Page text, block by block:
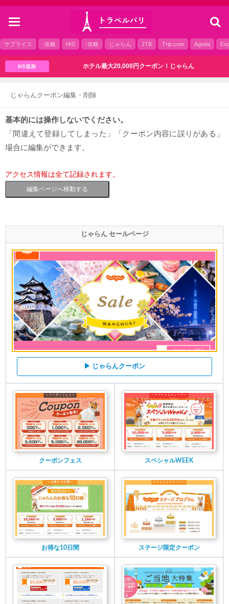
toggle
サプライス -攻略 HIS -攻略 じゃらん JTB Trip.com Agoda
8/5追加 ホテル最大20,000円クーポン！じゃらん
じゃらんクーポン編集・削除
基本的には操作しないでください。
「間違えて登録してしまった」「クーポン内容に誤りがある」
場合に編集ができます。
アクセス情報は全て記録されます。
編集ページへ移動する
じゃらん セールページ
▶ じゃらんクーポン
クーポンフェス スペシャルWEEK
お得な10日間 ステージ限定クーポン